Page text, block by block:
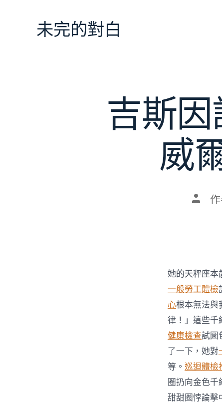
未完的對白
吉斯
威
文 作
她的天秤座本
一般勞工體檢
心根本無法與
律！」這些千
健康檢查試圖
了一下，她對
等。 巡迴體檢
圈扔向金色千
甜甜圈悖論擊